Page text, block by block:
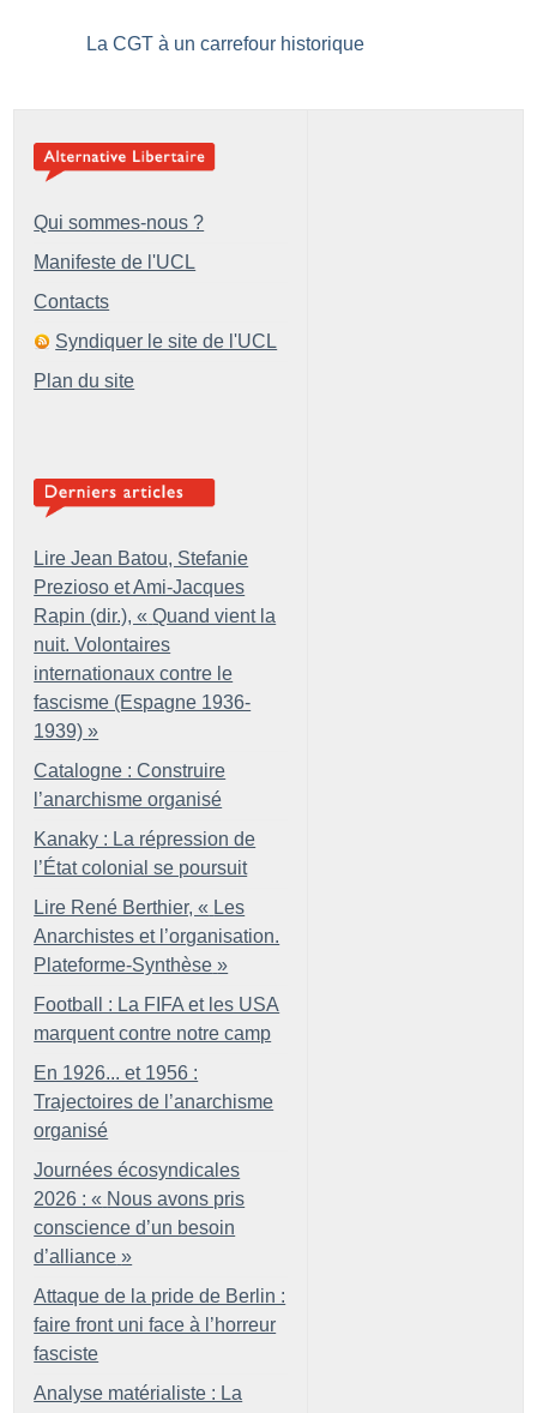
La CGT à un carrefour historique
Qui sommes-nous ?
Manifeste de l'UCL
Contacts
Syndiquer le site de l'UCL
Plan du site
Lire Jean Batou, Stefanie
Prezioso et Ami-Jacques
Rapin (dir.), « Quand vient la
nuit. Volontaires
internationaux contre le
fascisme (Espagne 1936-
1939) »
Catalogne : Construire
l’anarchisme organisé
Kanaky : La répression de
l’État colonial se poursuit
Lire René Berthier, « Les
Anarchistes et l’organisation.
Plateforme-Synthèse »
Football : La FIFA et les USA
marquent contre notre camp
En 1926... et 1956 :
Trajectoires de l’anarchisme
organisé
Journées écosyndicales
2026 : « Nous avons pris
conscience d’un besoin
d’alliance »
Attaque de la pride de Berlin :
faire front uni face à l’horreur
fasciste
Analyse matérialiste : La